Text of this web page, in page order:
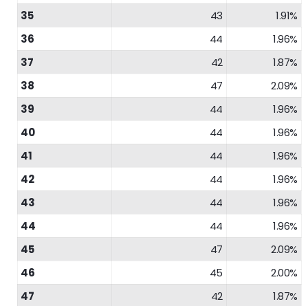
35
43
1.91%
36
44
1.96%
37
42
1.87%
38
47
2.09%
39
44
1.96%
40
44
1.96%
41
44
1.96%
42
44
1.96%
43
44
1.96%
44
44
1.96%
45
47
2.09%
46
45
2.00%
47
42
1.87%